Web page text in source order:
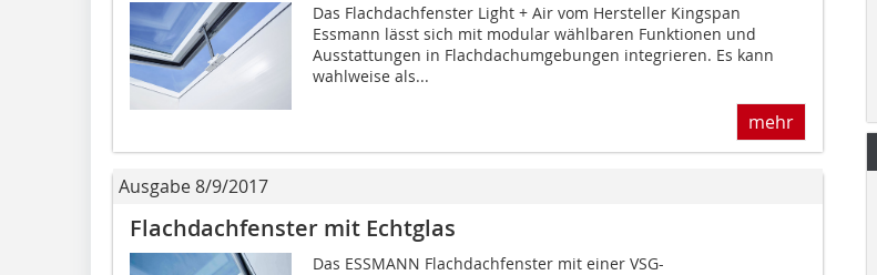
Das Flachdachfenster Light + Air vom Hersteller Kingspan
Essmann lässt sich mit modular wählbaren Funktionen und
Ausstattungen in Flachdachumgebungen integrieren. Es kann
wahlweise als...
mehr
Ausgabe 8/9/2017
Flachdachfenster mit Echtglas
Das ESSMANN Flachdachfenster mit einer VSG-